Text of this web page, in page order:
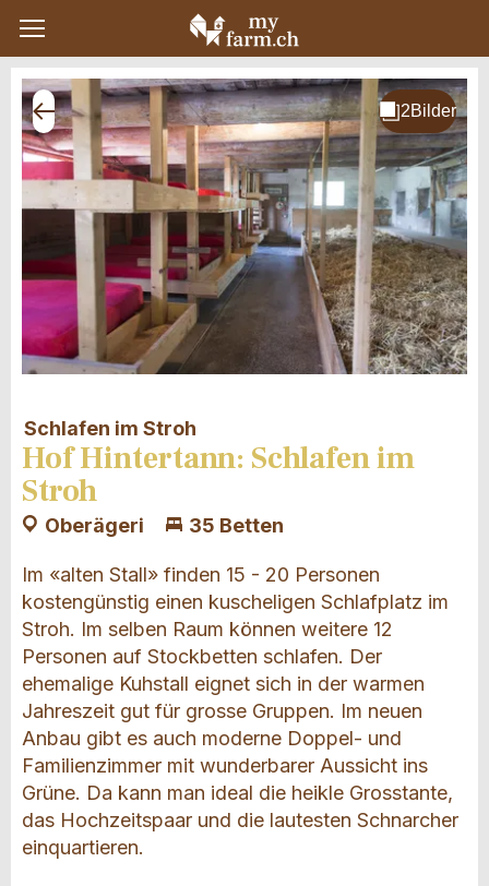
Schlafen im Stroh
Hof Hintertann: Schlafen im
Stroh
Oberägeri 35 Betten
Im «alten Stall» finden 15 - 20 Personen
kostengünstig einen kuscheligen Schlafplatz im
Stroh. Im selben Raum können weitere 12
Personen auf Stockbetten schlafen. Der
ehemalige Kuhstall eignet sich in der warmen
Jahreszeit gut für grosse Gruppen. Im neuen
Anbau gibt es auch moderne Doppel- und
Familienzimmer mit wunderbarer Aussicht ins
Grüne. Da kann man ideal die heikle Grosstante,
das Hochzeitspaar und die lautesten Schnarcher
einquartieren.